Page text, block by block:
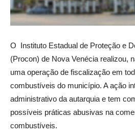
O Instituto Estadual de Proteção e
(Procon) de Nova Venécia realizou,
uma operação de fiscalização em
combustíveis do município. A ação
administrativo da autarquia e tem
possíveis práticas abusivas na
combustíveis.